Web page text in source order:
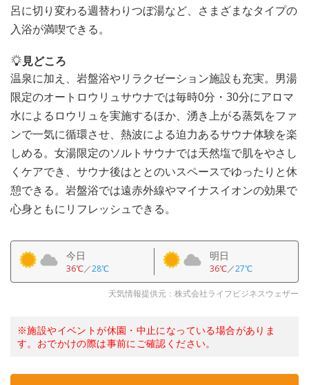
呂に切り変わる週替わりつぼ湯など、さまざまなタイプの
入浴が満喫できる。
見どころ
温泉に加え、岩盤浴やリラクゼーション施設も充実。男湯
限定のオートロウリュサウナでは毎時0分・30分にアロマ
水によるロウリュを実施するほか、湧き上がる蒸気をファ
ンで一気に循環させ、熱波による迫力あるサウナ体験を楽
しめる。女湯限定のソルトサウナでは天然塩で肌をやさし
くケアでき、サウナ後はととのいスペースでゆったりと休
憩できる。岩盤浴では遠赤外線やマイナスイオンの効果で
心身ともにリフレッシュできる。
今日
36℃／28℃
明日
36℃／27℃
天気情報提供元：株式会社ライフビジネスウェザー
※施設やイベントが休園・中止になっている場合がありま
す。おでかけの際は事前にご確認ください。